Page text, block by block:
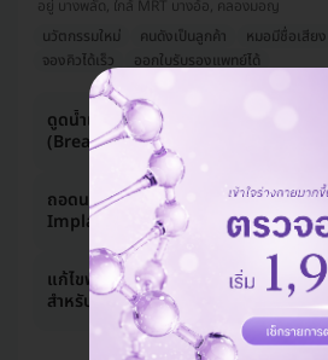
อยู่ บางพลัด, ใกล้ MRT บางอ้อ, คลองมอญ
นวัตกรรมใหม่
คนดังเป็นลูกค้า
หมอมีชื่อเสียง
จองคิวได้เร็ว
ออกใบรับรองแพทย์ได้
ดูดน้ำเหลืองหลังถอดหน้าอกที่เสริมมา
(Breast Implant) 1 ครั้ง
ถอดนมที่เคยเสริมมาออก (Breast
Implant Removal)
แก้ไขพังผืดจากการแข็งตัวของเต้านม
สำหรับผู้ป่วยใหม่
ดูแพ็กเกจเพิ่ม